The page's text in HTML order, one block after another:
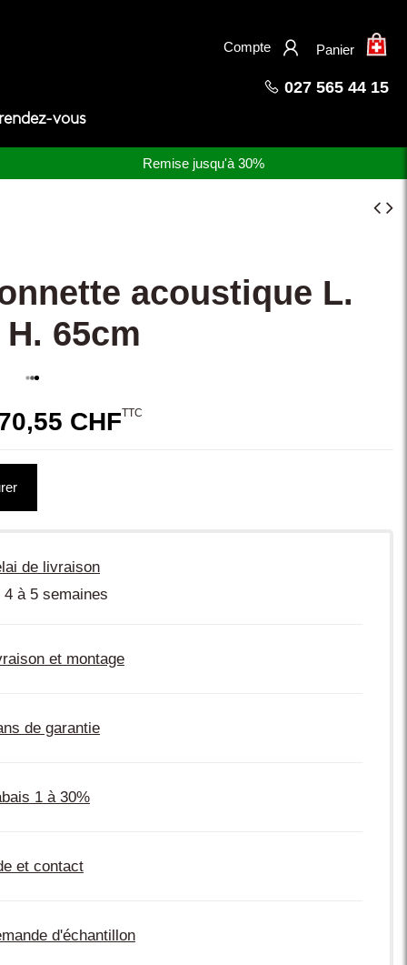
×
Compte Panier
027 565 44 15
vous
Remise jusqu'à 30%
acoustique L.
65cm
CHFTTC
de livraison
à 5 semaines
et montage
de garantie
1 à 30%
et contact
d'échantillon